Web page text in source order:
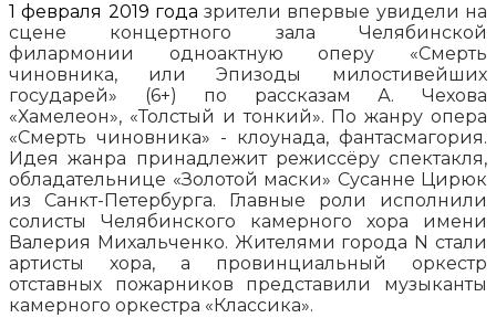
1 февраля 2019 годазрители впервые увидели на
сцене концертного зала Челябинской
филармонии одноактную оперу «Смерть
чиновника, или Эпизоды милостивейших
государей» (6+) по рассказам А. Чехова
«Хамелеон», «Толстый и тонкий». По жанру опера
«Смерть чиновника» - клоунада, фантасмагория.
Идея жанра принадлежит режиссёру спектакля,
обладательнице «Золотой маски» Сусанне Цирюк
из Санкт-Петербурга. Главные роли исполнили
солисты Челябинского камерного хора имени
Валерия Михальченко. Жителями города N стали
артисты хора, а провинциальный оркестр
отставных пожарников представили музыканты
камерного оркестра «Классика».